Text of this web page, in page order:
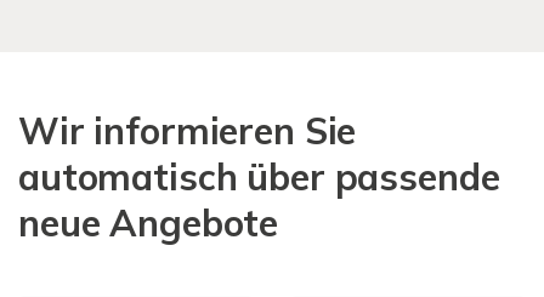
Wir informieren Sie
automatisch über passende
neue Angebote